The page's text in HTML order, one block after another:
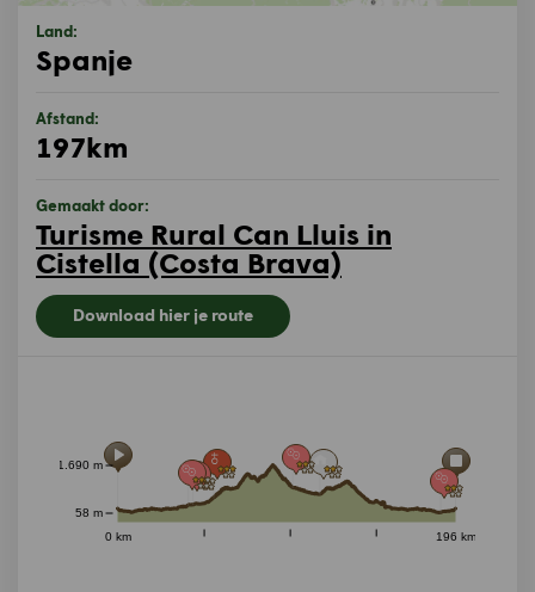
0 km 196 km
58 m
1.690 m
Land:
Spanje
Afstand:
197km
Gemaakt door:
Turisme Rural Can Lluis in
Cistella (Costa Brava)
Download hier je route